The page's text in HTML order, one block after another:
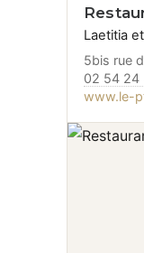
Laetitia
5bis rue
02 54 24
www.le-